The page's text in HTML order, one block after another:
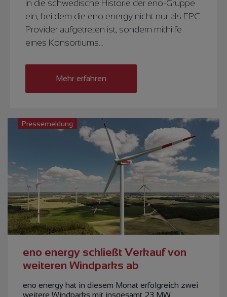
in die schwedische Historie der eno-Gruppe
ein, bei dem die eno energy nicht nur als EPC
Provider aufgetreten ist, sondern mithilfe
eines Konsortiums…
Mehr erfahren
Pressemeldung
eno energy schließt Verkauf von
weiteren Windparks ab
eno energy hat in diesem Monat erfolgreich zwei
weitere Windparks mit insgesamt 23 MW